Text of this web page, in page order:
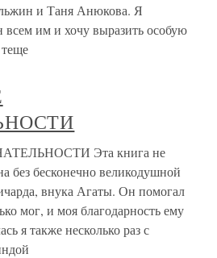
и Таня Анюкова. Я
всем им и хочу выразить особую
Эта книга не
без бесконечно великодушной
внука Агаты. Он помогал
мог, и моя благодарность ему
я также несколько раз с